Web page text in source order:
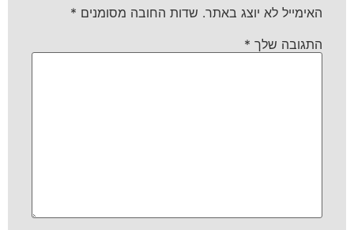
האימייל לא יוצג באתר. שדות החובה מסומנים *
התגובה שלך *